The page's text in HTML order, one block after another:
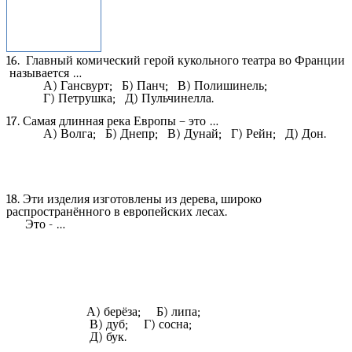
16. Главный комический герой кукольного театра во Франции
называется …
А) Гансвурт; Б) Панч; В) Полишинель;
Г) Петрушка; Д) Пульчинелла.
17. Самая длинная река Европы – это …
А) Волга; Б) Днепр; В) Дунай; Г) Рейн; Д) Дон.
18. Эти изделия изготовлены из дерева, широко
распространённого в европейских лесах.
Это - …
А) берёза; Б) липа;
В) дуб; Г) сосна;
Д) бук.